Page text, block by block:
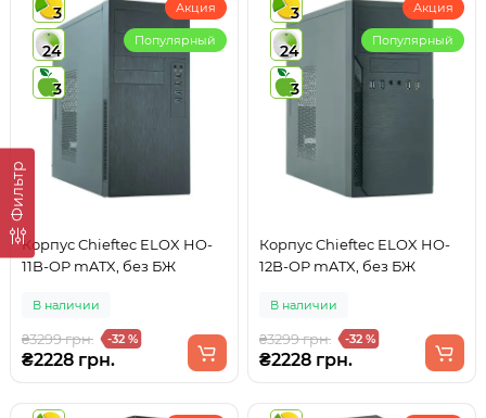
Фильтр
3
24
3
Акция
Популярный
Корпус Chieftec ELOX HO-
11B-OP mATX, без БЖ
В наличии
₴3299 грн. -32 %
₴2228 грн.
3
24
3
Акция
Популярный
Корпус Chieftec ELOX HO-
12B-OP mATX, без БЖ
В наличии
₴3299 грн. -32 %
₴2228 грн.